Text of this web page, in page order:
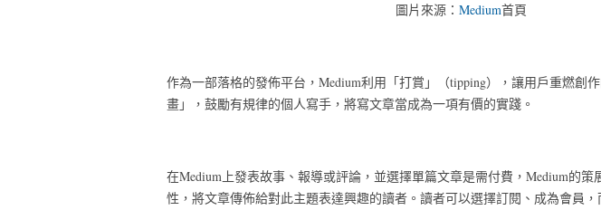
圖片來源： Medium首頁
作為一部落格的發佈平台，Medium利用「打賞」（tipping），讓用戶重燃創
畫」，鼓勵有規律的個人寫手，將寫文章當成為一項有價的實踐。
在Medium上發表故事、報導或評論，並選擇單篇文章是需付費，Medium的策
性，將文章傳佈給對此主題表達興趣的讀者。讀者可以選擇訂閱、成為會員